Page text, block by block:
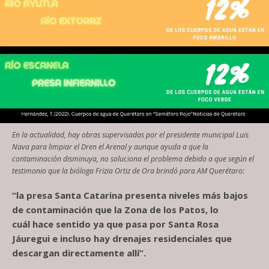
En la actualidad, hay obras supervisadas por el presidente municipal Luis
Nava para limpiar el Dren el Arenal y aunque ayuda a que la
contaminación disminuya, no soluciona el problema debido a que según el
testimonio que la bióloga Frizia Ortiz de Ora brindó para AM Querétaro:
“la presa Santa Catarina presenta niveles más bajos
de contaminación que la Zona de los Patos, lo
cuál hace sentido ya que pasa por Santa Rosa
Jáuregui e incluso hay drenajes residenciales que
descargan directamente allí”.